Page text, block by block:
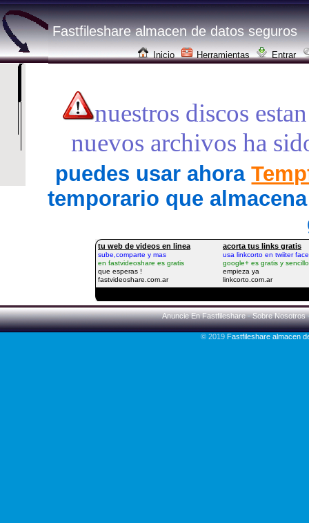
Inicio Herramientas Entrar
Fastfileshare almacen de datos seguros
nuestros discos
nuevos archivos ha
puedes usar ahora
temporario que
Anuncie En Fastfileshare-Sobre Nosotros
© 2019Fastfileshare almacen